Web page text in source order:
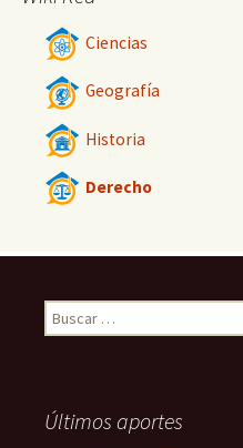
Ciencias
Geografía
Historia
Derecho
Buscar:
Últimos aportes